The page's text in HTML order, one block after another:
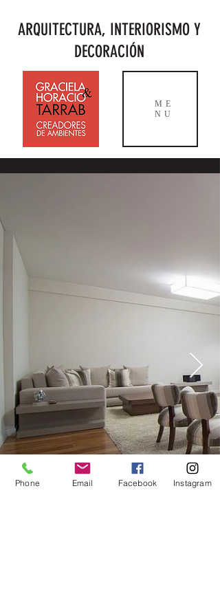
ARQUITECTURA, INTERIORISMO Y
DECORACIÓN
ME
NU
Phone Email Facebook Instagram